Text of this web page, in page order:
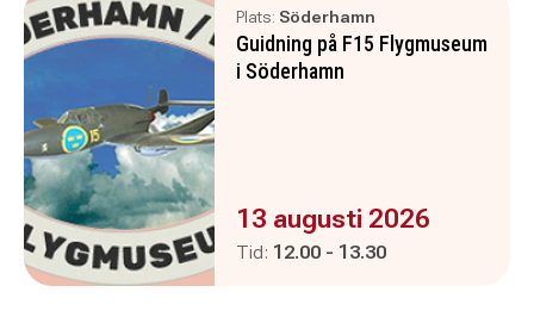
Plats: Söderhamn
Guidning på F15 Flygmuseum
i Söderhamn
Evenemanget är :
13 augusti 2026
Tid: Pågår mellan
12.00 - och
13.30